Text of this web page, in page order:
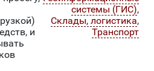
и
системы (ГИС),
Склады, логистика,
Транспорт